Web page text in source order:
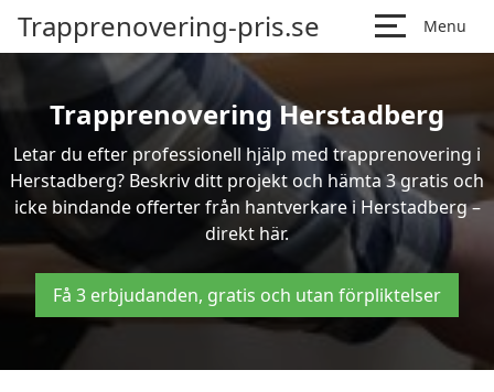
Trapprenovering-pris.se Menu
Trapprenovering Herstadberg
Letar du efter professionell hjälp med trapprenovering i
Herstadberg? Beskriv ditt projekt och hämta 3 gratis och
icke bindande offerter från hantverkare i Herstadberg –
direkt här.
Få 3 erbjudanden, gratis och utan förpliktelser